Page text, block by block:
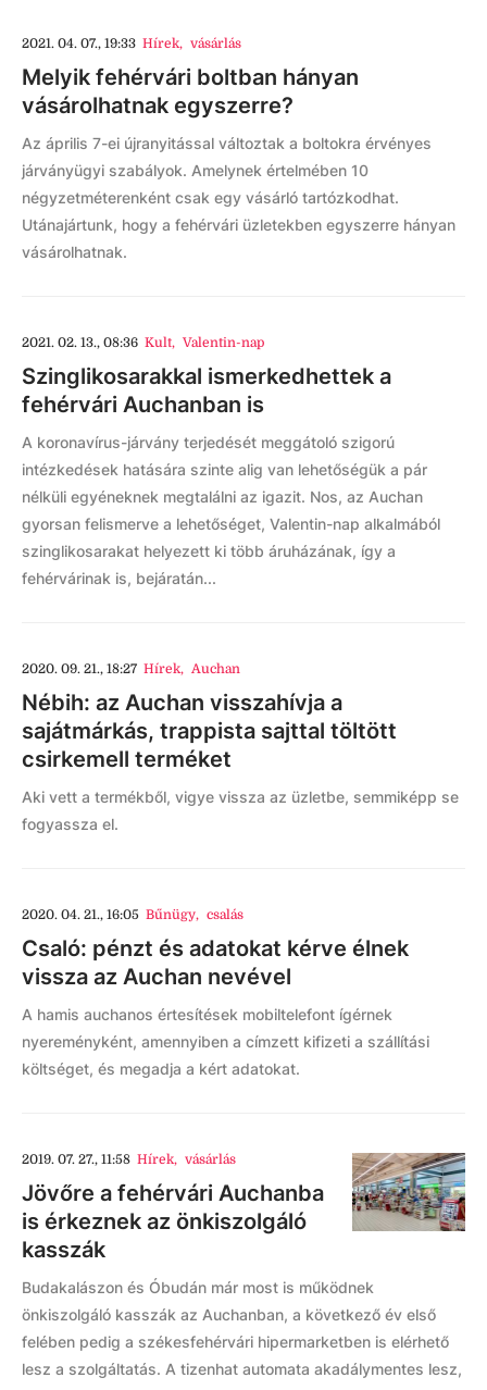
2021. 04. 07., 19:33 Hírek, vásárlás
Melyik fehérvári boltban hányan
vásárolhatnak egyszerre?
Az április 7-ei újranyitással változtak a boltokra érvényes
járványügyi szabályok. Amelynek értelmében 10
négyzetméterenként csak egy vásárló tartózkodhat.
Utánajártunk, hogy a fehérvári üzletekben egyszerre hányan
vásárolhatnak.
2021. 02. 13., 08:36 Kult, Valentin-nap
Szinglikosarakkal ismerkedhettek a
fehérvári Auchanban is
A koronavírus-járvány terjedését meggátoló szigorú
intézkedések hatására szinte alig van lehetőségük a pár
nélküli egyéneknek megtalálni az igazit. Nos, az Auchan
gyorsan felismerve a lehetőséget, Valentin-nap alkalmából
szinglikosarakat helyezett ki több áruházának, így a
fehérvárinak is, bejáratán...
2020. 09. 21., 18:27 Hírek, Auchan
Nébih: az Auchan visszahívja a
sajátmárkás, trappista sajttal töltött
csirkemell terméket
Aki vett a termékből, vigye vissza az üzletbe, semmiképp se
fogyassza el.
2020. 04. 21., 16:05 Bűnügy, csalás
Csaló: pénzt és adatokat kérve élnek
vissza az Auchan nevével
A hamis auchanos értesítések mobiltelefont ígérnek
nyereményként, amennyiben a címzett kifizeti a szállítási
költséget, és megadja a kért adatokat.
2019. 07. 27., 11:58 Hírek, vásárlás
Jövőre a fehérvári Auchanba
is érkeznek az önkiszolgáló
kasszák
Budakalászon és Óbudán már most is működnek
önkiszolgáló kasszák az Auchanban, a következő év első
felében pedig a székesfehérvári hipermarketben is elérhető
lesz a szolgáltatás. A tizenhat automata akadálymentes lesz,